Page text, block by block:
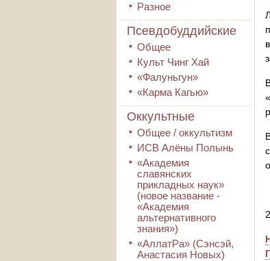
Разное
Псевдобуддийские
Общее
Культ Чинг Хай
«Фалуньгун»
«Карма Кагью»
Оккультные
Общее / оккультизм
ИСВ Алёны Полынь
«Академия
славянских
прикладных наук»
(новое название -
«Академия
альтернативного
знания»)
«АллатРа» (Сэнсэй,
Анастасия Новых)